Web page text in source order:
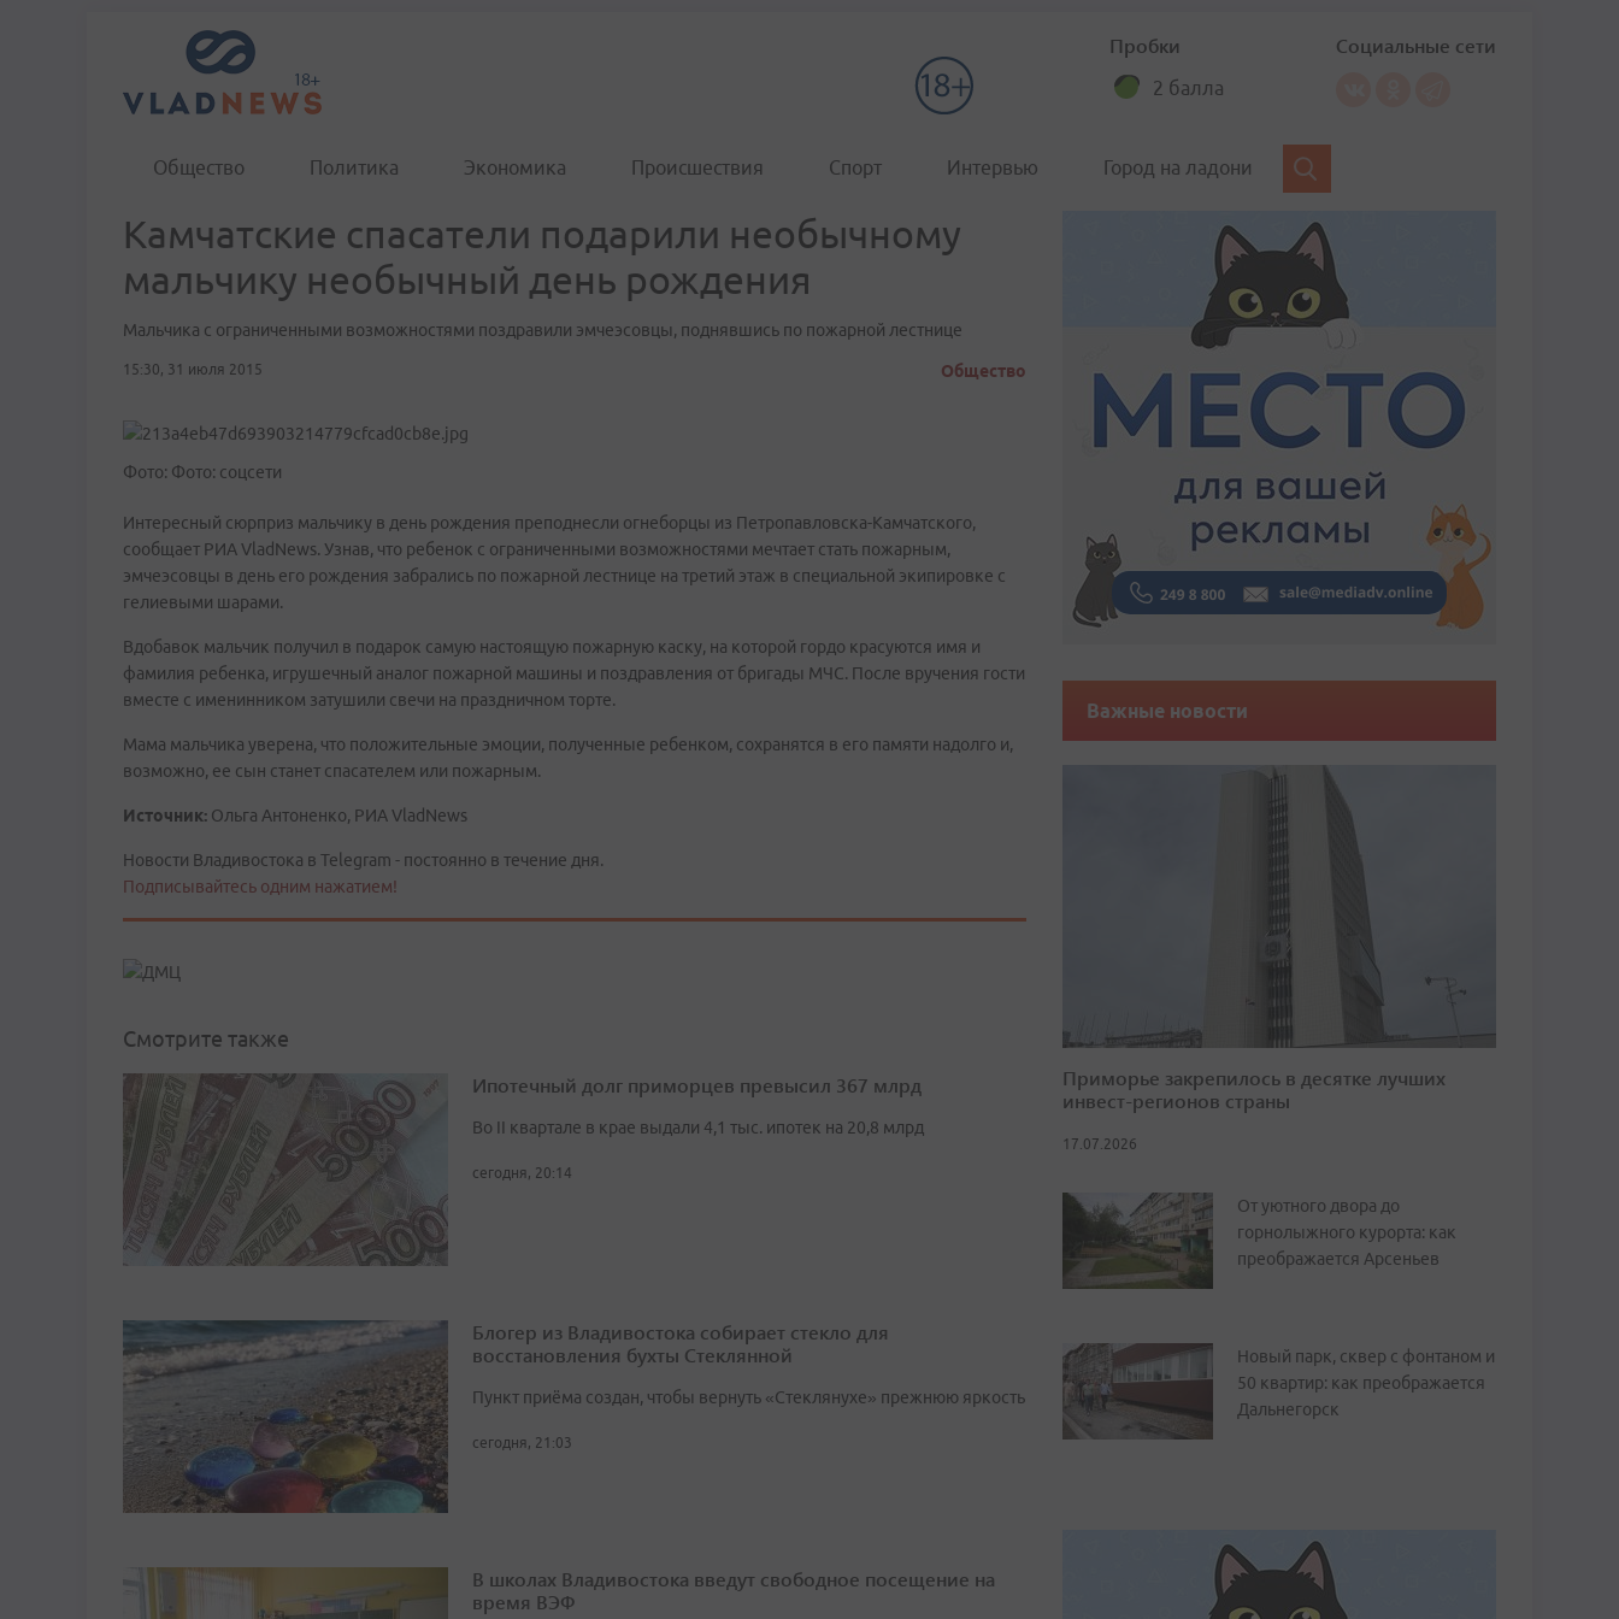
Пробки
2 балла
Социальные сети
Общество Политика Экономика Происшествия Спорт Интервью Город на ладони
Камчатские спасатели подарили необычному
мальчику необычный день рождения
Мальчика с ограниченными возможностями поздравили эмчеэсовцы, поднявшись по пожарной лестнице
15:30, 31 июля 2015 Общество
Фото: Фото: соцсети
Интересный сюрприз мальчику в день рождения преподнесли огнеборцы из Петропавловска-Камчатского,
сообщает РИА VladNews. Узнав, что ребенок с ограниченными возможностями мечтает стать пожарным,
эмчеэсовцы в день его рождения забрались по пожарной лестнице на третий этаж в специальной экипировке с
гелиевыми шарами.
Вдобавок мальчик получил в подарок самую настоящую пожарную каску, на которой гордо красуются имя и
фамилия ребенка, игрушечный аналог пожарной машины и поздравления от бригады МЧС. После вручения гости
вместе с именинником затушили свечи на праздничном торте.
Мама мальчика уверена, что положительные эмоции, полученные ребенком, сохранятся в его памяти надолго и,
возможно, ее сын станет спасателем или пожарным.
Источник: Ольга Антоненко, РИА VladNews
Новости Владивостока в Telegram - постоянно в течение дня.
Подписывайтесь одним нажатием!
Смотрите также
Ипотечный долг приморцев превысил 367 млрд
Во II квартале в крае выдали 4,1 тыс. ипотек на 20,8 млрд
сегодня, 20:14
Блогер из Владивостока собирает стекло для
восстановления бухты Стеклянной
Пункт приёма создан, чтобы вернуть «Стеклянухе» прежнюю яркость
сегодня, 21:03
В школах Владивостока введут свободное посещение на
время ВЭФ
Важные новости
Приморье закрепилось в десятке лучших
инвест-регионов страны
17.07.2026
От уютного двора до
горнолыжного курорта: как
преображается Арсеньев
Новый парк, сквер с фонтаном и
50 квартир: как преображается
Дальнегорск